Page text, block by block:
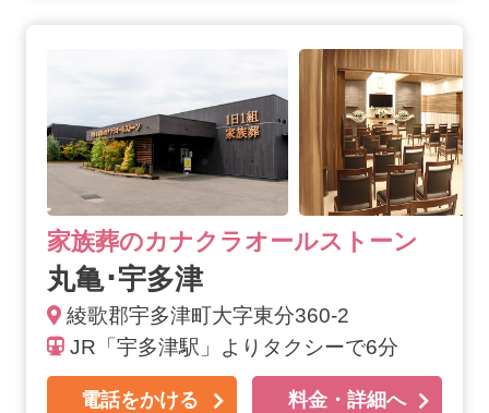
家族葬のカナクラオールストーン
丸亀･宇多津
綾歌郡宇多津町大字東分360-2
JR「宇多津駅」よりタクシーで6分
電話をかける 料金・詳細へ